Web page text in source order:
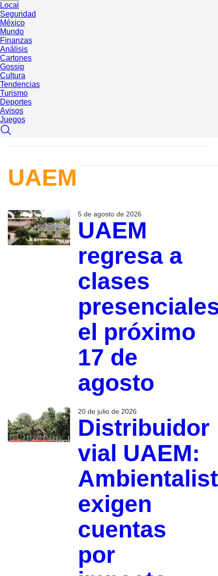
Local
Seguridad
México
Mundo
Finanzas
Análisis
Cartones
Gossip
Cultura
Tendencias
Turismo
Deportes
Avisos
Juegos
UAEM
5 de agosto de 2026
UAEM
regresa a
clases
el próximo
17 de
agosto
20 de julio de 2026
Distribuidor
vial UAEM:
exigen
cuentas
por